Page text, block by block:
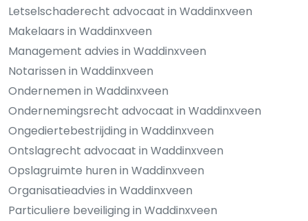
Letselschaderecht advocaat in Waddinxveen
Makelaars in Waddinxveen
Management advies in Waddinxveen
Notarissen in Waddinxveen
Ondernemen in Waddinxveen
Ondernemingsrecht advocaat in Waddinxveen
Ongediertebestrijding in Waddinxveen
Ontslagrecht advocaat in Waddinxveen
Opslagruimte huren in Waddinxveen
Organisatieadvies in Waddinxveen
Particuliere beveiliging in Waddinxveen